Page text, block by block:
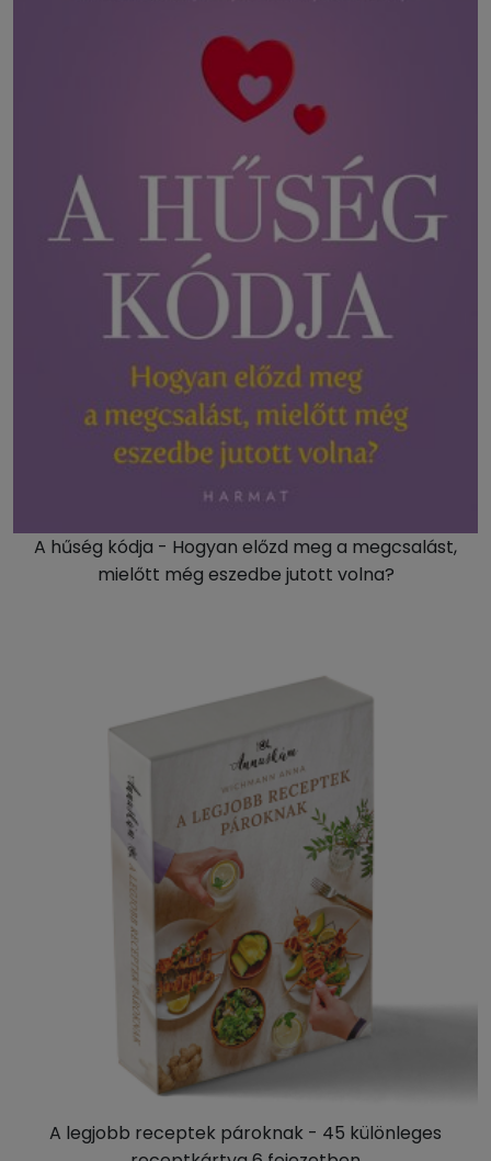
A hűség kódja - Hogyan előzd meg a megcsalást,
mielőtt még eszedbe jutott volna?
A legjobb receptek pároknak - 45 különleges